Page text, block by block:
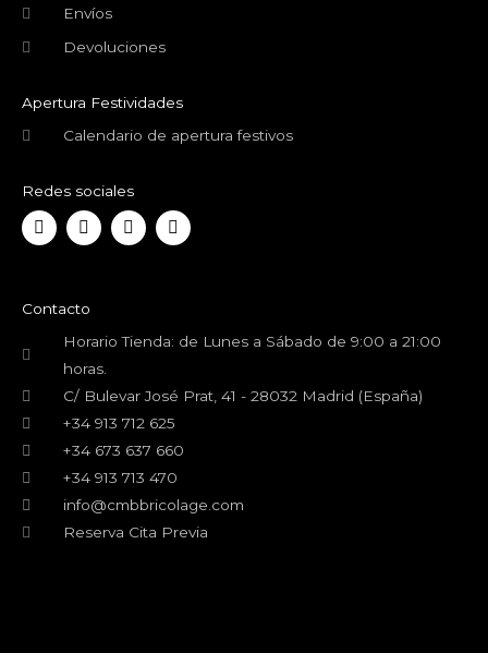
Envíos
Devoluciones
Apertura Festividades
Calendario de apertura festivos
Redes sociales
F
a
o
T
w
e
Y
o
I
n
a
Contacto
Horario Tienda: de Lunes a Sábado de 9:00 a 21:00
horas.
C/ Bulevar José Prat, 41 - 28032 Madrid (España)
+34 913 712 625
+34 673 637 660
+34 913 713 470
info@cmbbricolage.com
Reserva Cita Previa